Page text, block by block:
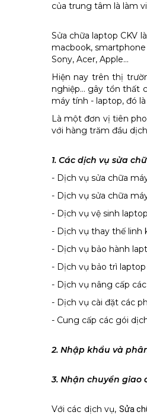
của trung tâm là làm
Sửa chữa laptop CKV
macbook,
Sony, Acer, Apple…
Hiện nay trên thị
nghiệp… gây tổn thất
máy tính - laptop, đó
Là một đơn vị tiên
với hàng trăm đầu
1. Các dịch vụ sửa
- Dịch vụ sửa chữa
- Dịch vụ sửa chữa
- Dịch vụ vệ sinh
- Dịch vụ thay thế linh
- Dịch vụ bảo hành
- Dịch vụ bảo trì
- Dịch vụ nâng cấp
- Dịch vụ cài đặt các
- Cung cấp các gói
2. Nhập khẩu và
3. Nhận chuyển
Với các dịch vụ, Sửa